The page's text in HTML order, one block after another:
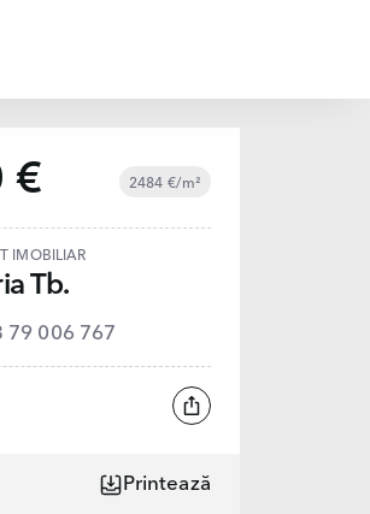
€ 2484 €/m²
IMOBILIAR
Tb.
79 006 767
Printează